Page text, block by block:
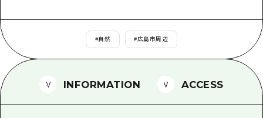
半日
1泊2日
観光案内所
広島県を訪れる外国人旅行者向け情報一
ボランティアガイド
ユニバーサルツーリズム
#自然 #広島市周辺
INFORMATION ACCESS